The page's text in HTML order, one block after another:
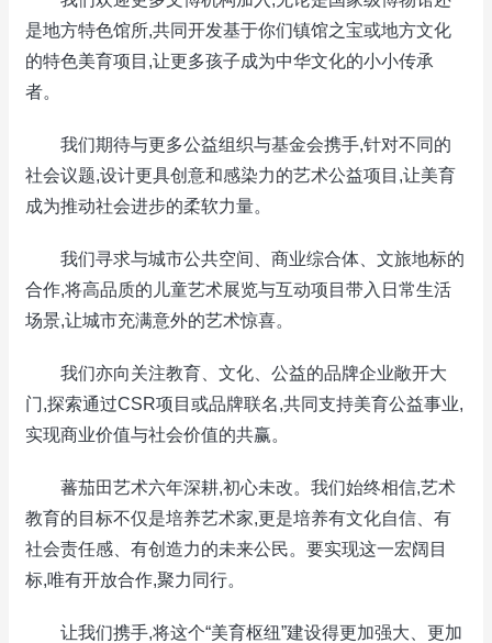
是地方特色馆所,共同开发基于你们镇馆之宝或地方文化
的特色美育项目,让更多孩子成为中华文化的小小传承
者。
我们期待与更多公益组织与基金会携手,针对不同的
社会议题,设计更具创意和感染力的艺术公益项目,让美育
成为推动社会进步的柔软力量。
我们寻求与城市公共空间、商业综合体、文旅地标的
合作,将高品质的儿童艺术展览与互动项目带入日常生活
场景,让城市充满意外的艺术惊喜。
我们亦向关注教育、文化、公益的品牌企业敞开大
门,探索通过CSR项目或品牌联名,共同支持美育公益事业,
实现商业价值与社会价值的共赢。
蕃茄田艺术六年深耕,初心未改。我们始终相信,艺术
教育的目标不仅是培养艺术家,更是培养有文化自信、有
社会责任感、有创造力的未来公民。要实现这一宏阔目
标,唯有开放合作,聚力同行。
让我们携手,将这个“美育枢纽”建设得更加强大、更加